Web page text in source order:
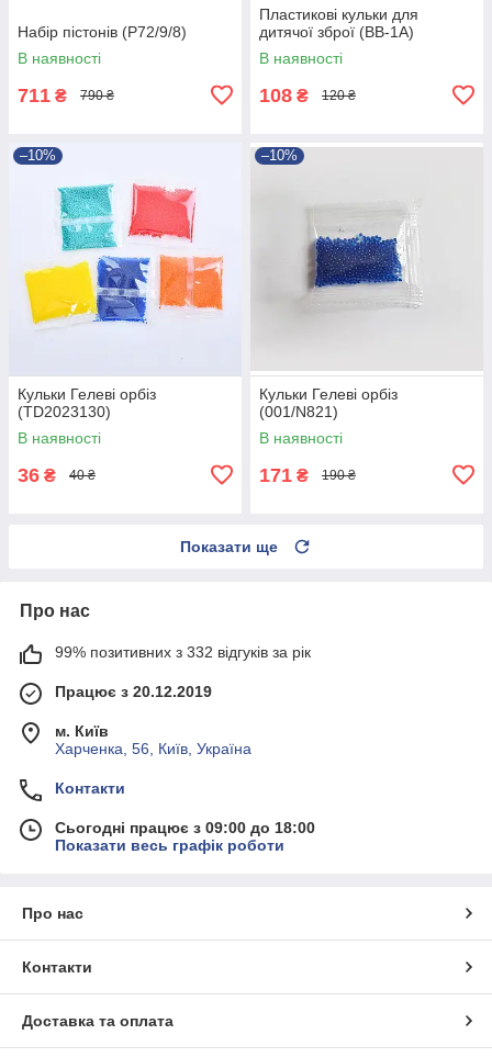
Набір пістонів (P72/9/8)
В наявності
711 ₴ 790 ₴
Пластикові кульки для
дитячої зброї (BB-1A)
В наявності
108 ₴ 120 ₴
–10%
Кульки Гелеві орбіз
(TD2023130)
В наявності
36 ₴ 40 ₴
–10%
Кульки Гелеві орбіз
(001/N821)
В наявності
171 ₴ 190 ₴
Показати ще
Про нас
99% позитивних з 332 відгуків за рік
Працює з 20.12.2019
м. Київ
Харченка, 56, Київ, Україна
Контакти
Сьогодні працює з 09:00 до 18:00
Показати весь графік роботи
Про нас
Контакти
Доставка та оплата